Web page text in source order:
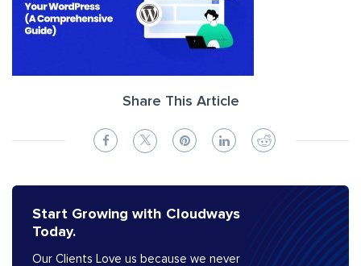
Share This Article
Start Growing with Cloudways
Today.
Our Clients Love us because we never